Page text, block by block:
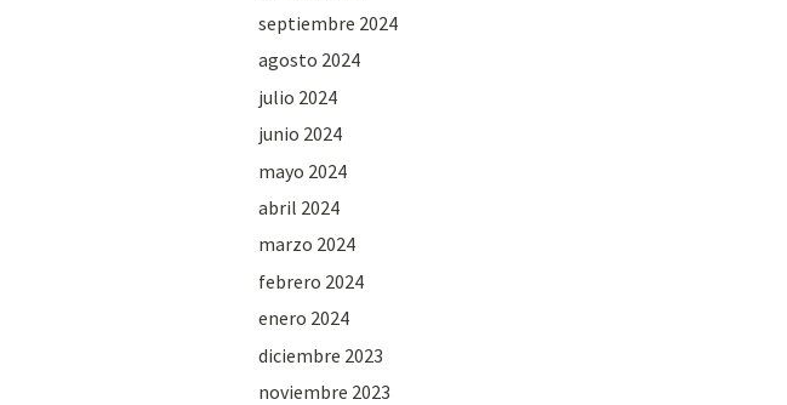
septiembre 2024
agosto 2024
julio 2024
junio 2024
mayo 2024
abril 2024
marzo 2024
febrero 2024
enero 2024
diciembre 2023
noviembre 2023